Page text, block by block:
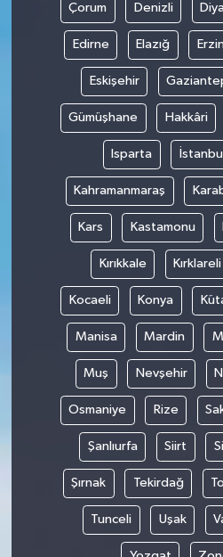
Çorum Denizli
Edirne Elazığ
Eskişehir
Gümüşhane Hakkâri
Isparta İstanbul
Kahramanmaraş
Kars Kastamonu
Kırıkkale Kırklareli
Kocaeli Konya
Manisa Mardin
Muş Nevşehir
Osmaniye Rize
Şanlıurfa Siirt
Şırnak Tekirdağ
Tunceli Uşak